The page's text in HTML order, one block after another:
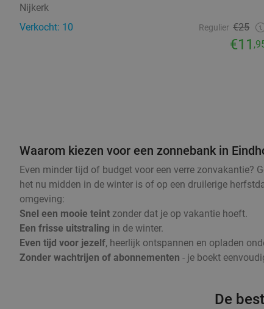
Nijkerk
Verkocht: 10
Regulier €25
€11
Waarom kiezen voor een zonnebank in
Even minder tijd of budget voor een verre zonvakantie?
het nu midden in de winter is of op een druilerige
omgeving:
Snel een mooie teint zonder dat je op vakantie hoeft.
Een frisse uitstraling in de winter.
Even tijd voor jezelf, heerlijk ontspannen en opladen
Zonder wachtrijen of abonnementen - je boekt
De